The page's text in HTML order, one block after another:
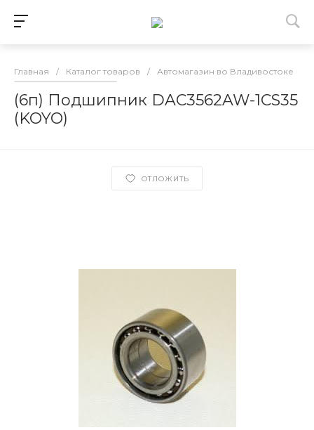
Главная / Каталог товаров / Автомагазин во Владивостоке
(6п) Подшипник DAC3562AW-1CS35
(KOYO)
ОТЛОЖИТЬ